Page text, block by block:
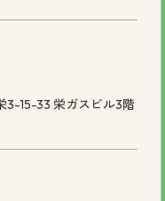
15-33 栄ガスビル3階